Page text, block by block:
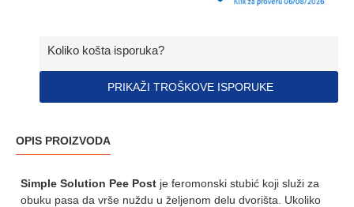
Koliko košta isporuka?
PRIKAŽI TROŠKOVE ISPORUKE
OPIS PROIZVODA
Simple Solution Pee Post je feromonski stubić koji služi za
obuku pasa da vrše nuždu u željenom delu dvorišta. Ukoliko